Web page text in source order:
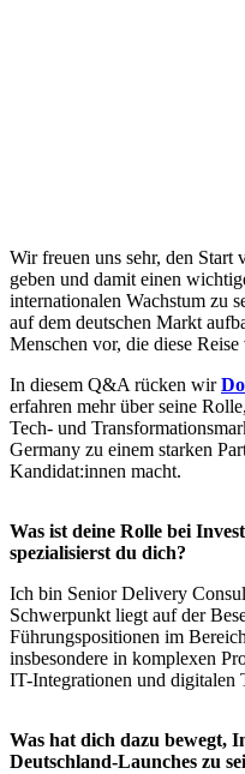
Wir freuen uns sehr, den Start
geben und damit einen
internationalen Wachstum zu
auf dem deutschen Markt
Menschen vor, die diese
In diesem Q&A rücken wir
erfahren mehr über seine
Tech- und
Germany zu einem starken
Kandidat:innen macht.
Was ist deine Rolle bei
spezialisierst du dich?
Ich bin Senior Delivery
Schwerpunkt liegt auf der
Führungspositionen im
insbesondere in komplexen
IT-Integrationen und digitalen
Was hat dich dazu bewegt,
Deutschland-Launches zu